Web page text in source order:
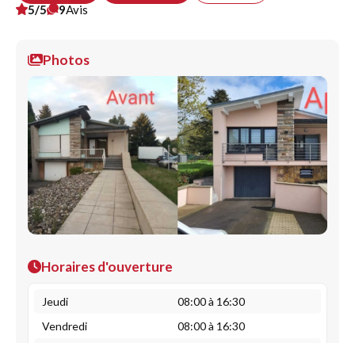
5/5
9Avis
Photos
Horaires d'ouverture
Jeudi
08:00 à 16:30
Vendredi
08:00 à 16:30